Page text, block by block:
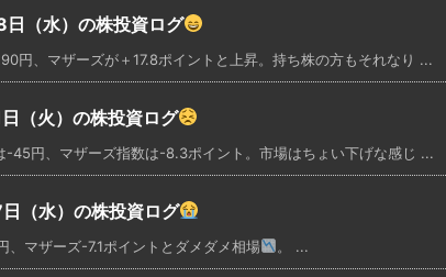
（水）の株投資ログ
円、マザーズが＋17.8ポイントと上昇。持ち株の方もそれなり ...
（火）の株投資ログ
-45円、マザーズ指数は-8.3ポイント。市場はちょい下げな感じ ...
（水）の株投資ログ
、マザーズ-7.1ポイントとダメダメ相場 。 ...